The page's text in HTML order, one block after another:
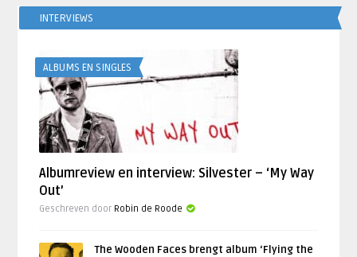
INTERVIEWS
ALBUMS EN SINGLES
Albumreview en interview: Silvester – ‘My Way
Out’
Geschreven door Robin de Roode
The Wooden Faces brengt album ‘Flying the